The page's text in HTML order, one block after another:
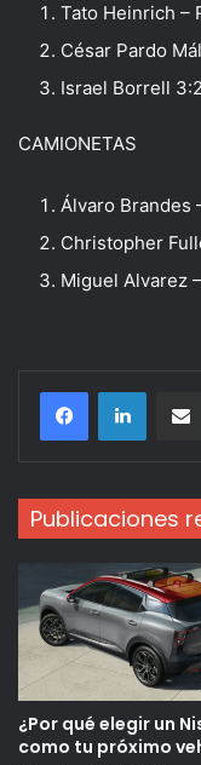
Tato Heinrich –
César Pardo
Israel Borrell
CAMIONETAS
Álvaro Brandes
Christopher
Miguel Alvarez
Publicaciones
¿Por qué elegir un
como tu próximo